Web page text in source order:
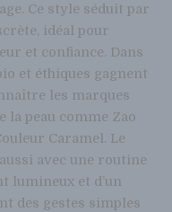
Ce style séduit par
idéal pour
et confiance. Dans
et éthiques gagnent
les marques
la peau comme Zao
Caramel. Le
avec une routine
lumineux et d’un
des gestes simples